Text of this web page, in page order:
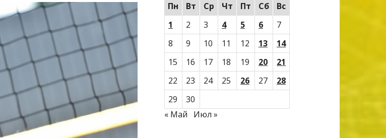
Пн
Вт Ср Чт Пт Сб
Вс
1
2 3 4 5 6
7
8
9 10 11 12 13
14
15
16 17 18 19 20
21
22
23 24 25 26 27
28
29
30
« Май
Июл »